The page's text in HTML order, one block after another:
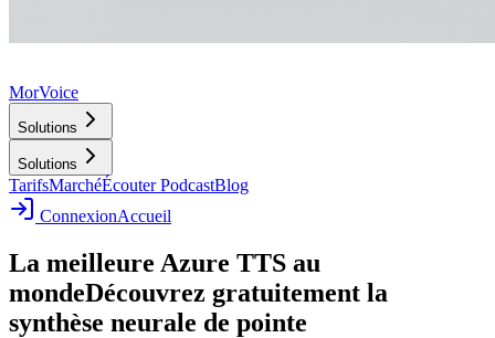
MorVoice
Solutions
Solutions
TarifsMarchéÉcouter PodcastBlog
ConnexionAccueil
La meilleure Azure TTS au
mondeDécouvrez gratuitement la
synthèse neurale de pointe